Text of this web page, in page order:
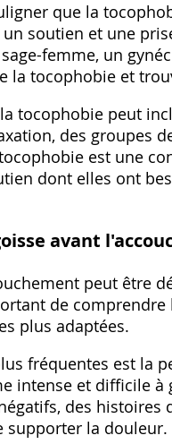
que la
soutien et une
femme, un
la tocophobie et
tocophobie peut
des groupes
est une
dont elles ont
avant
peut être
de
plus adaptées.
fréquentes est la
intense et difficile
des
supporter la douleur.